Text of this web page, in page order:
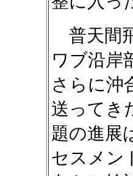
普天間
ワブ沿岸
さらに沖
送ってき
題の進展
セスメン